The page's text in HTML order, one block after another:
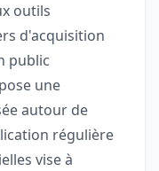
outils
d'acquisition
public
une
autour de
régulière
vise à